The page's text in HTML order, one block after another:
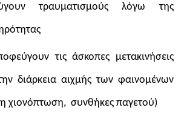
τραυματισμούς λόγω της
τις άσκοπες μετακινήσεις
διάρκεια αιχμής των φαινομένων
χιονόπτωση, συνθήκες παγετού)